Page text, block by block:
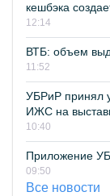
кешбэка
12:14
ВТБ: объем
11:52
УБРиР принял
ИЖС на
10:40
Приложение
09:50
Все новости